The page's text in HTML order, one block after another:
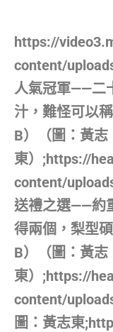
https://
content/
人氣冠軍——二
汁，難怪可以
B）（圖：黃志
東）;https://
content/
送禮之選——約
得兩個，梨型
B）（圖：黃志
東）;https://
content/
圖：黃志東